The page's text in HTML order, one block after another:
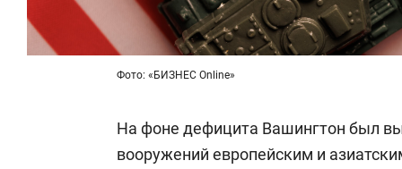
Фото: «БИЗНЕС Online»
На фоне дефицита Вашингтон был
вооружений европейским и